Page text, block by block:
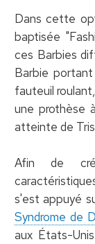
Dans cette
baptisée
ces Barbies
Barbie
fauteuil
une prothèse
atteinte de
Afin de
s'est appuyé
Syndrome de
aux États-